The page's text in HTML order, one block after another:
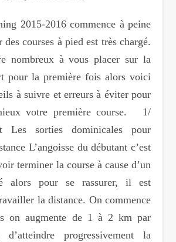
courses à pied est très chargé.
nombreux à vous placer sur la
pour la première fois alors voici
à suivre et erreurs à éviter pour
votre première course. 1/
Les sorties dominicales pour
L’angoisse du débutant c’est
terminer la course à cause d’un
alors pour se rassurer, il est
la distance. On commence
on augmente de 1 à 2 km par
progressivement la